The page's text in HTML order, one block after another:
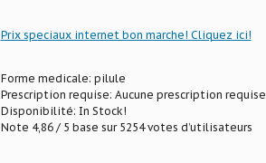
Prix speciaux internet bon marche! Cliquez ici!
Forme medicale: pilule
Prescription requise: Aucune prescription requise
Disponibilité: In Stock!
Note 4,86 / 5 base sur 5254 votes d’utilisateurs